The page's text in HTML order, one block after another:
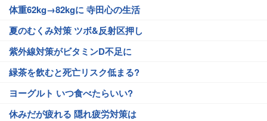
体重62kg→82kgに 寺田心の生活
夏のむくみ対策 ツボ&反射区押し
紫外線対策がビタミンD不足に
緑茶を飲むと死亡リスク低まる?
ヨーグルト いつ食べたらいい?
休みだが疲れる 隠れ疲労対策は